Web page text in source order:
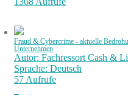
Fraud & Cybercrime - aktuelle
Unternehmen
Autor: Fachressort Cash &
Sprache: Deutsch
57 Aufrufe